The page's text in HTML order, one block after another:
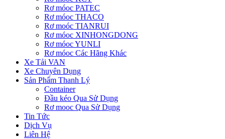
Rơ móoc PATEC
Rơ móoc THACO
Rơ moóc TIANRUI
Rơ móoc XINHONGDONG
Rơ móoc YUNLI
Rơ móoc Các Hãng Khác
Xe Tải VAN
Xe Chuyên Dụng
Sản Phẩm Thanh Lý
Container
Đầu kéo Qua Sử Dụng
Rơ mooc Qua Sử Dụng
Tin Tức
Dịch Vụ
Liên Hệ